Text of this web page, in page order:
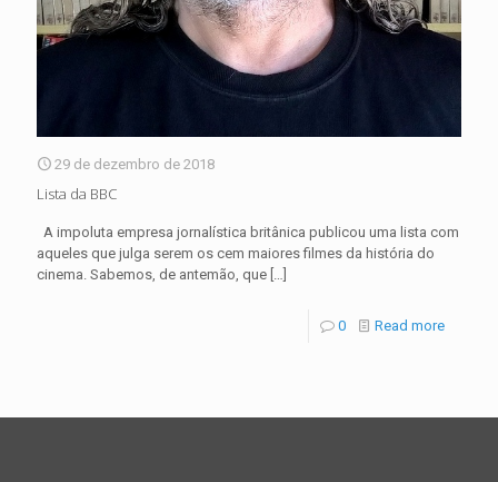
29 de dezembro de 2018
Lista da BBC
A impoluta empresa jornalística britânica publicou uma lista com
aqueles que julga serem os cem maiores filmes da história do
cinema. Sabemos, de antemão, que […]
0 Read more